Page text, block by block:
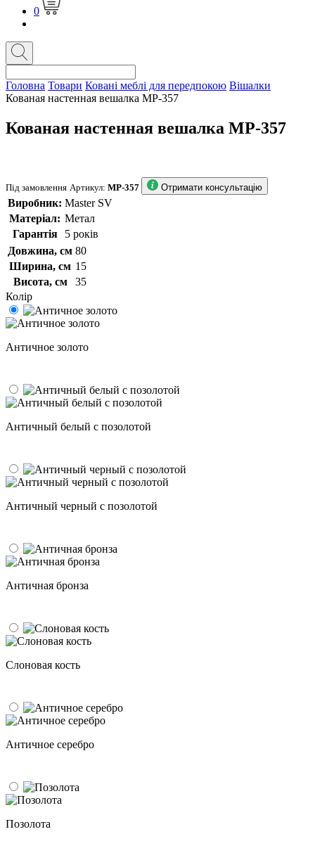
0
Головна Товари Ковані меблі для передпокою Вішалки
Кованая настенная вешалка MP-357
Кованая настенная вешалка MP-357
Під замовлення Артикул: MP-357 Отримати консультацію
Виробник: Master SV
Матеріал: Метал
Гарантія
5 років
Довжина, см 80
Ширина, см 15
Висота, см
35
Колір
Античное золото
Античный белый с позолотой
Античный черный с позолотой
Античная бронза
Слоновая кость
Античное серебро
Позолота